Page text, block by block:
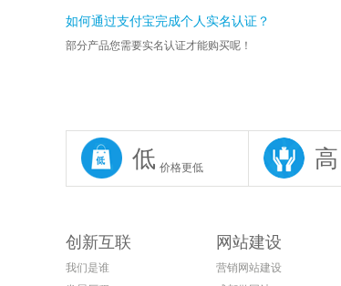
如何通过支付宝完成个人实名认证？
部分产品您需要实名认证才能购买呢！
低 价格更低 高
创新互联
我们是谁
网站建设
营销网站建设